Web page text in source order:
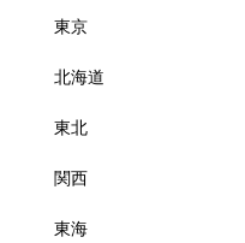
東京
北海道
東北
関西
東海